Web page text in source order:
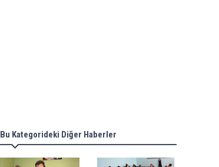
Bu Kategorideki Diğer Haberler